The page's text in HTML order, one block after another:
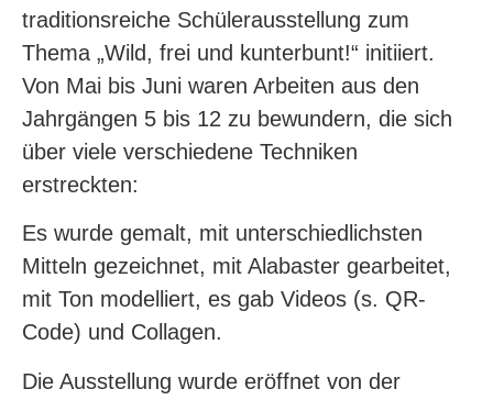
traditionsreiche Schülerausstellung zum
Thema „Wild, frei und kunterbunt!“ initiiert.
Von Mai bis Juni waren Arbeiten aus den
Jahrgängen 5 bis 12 zu bewundern, die sich
über viele verschiedene Techniken
erstreckten:
Es wurde gemalt, mit unterschiedlichsten
Mitteln gezeichnet, mit Alabaster gearbeitet,
mit Ton modelliert, es gab Videos (s. QR-
Code) und Collagen.
Die Ausstellung wurde eröffnet von der